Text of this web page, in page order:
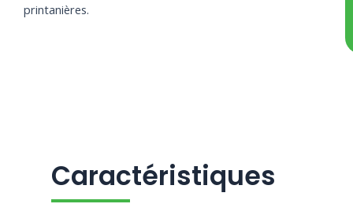
printanières.
Caractéristiques